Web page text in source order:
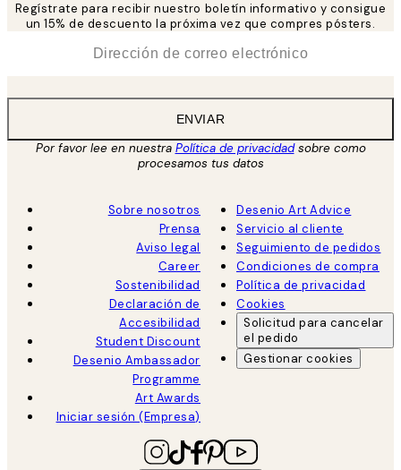
Regístrate para recibir nuestro boletín informativo y consigue
un 15% de descuento la próxima vez que compres pósters.
ENVIAR
Por favor lee en nuestra Política de privacidadsobre como
procesamos tus datos
Sobre nosotros
Prensa
Aviso legal
Career
Sostenibilidad
Declaración de
Accesibilidad
Student Discount
Desenio Ambassador
Programme
Art Awards
Iniciar sesión (Empresa)
Desenio Art Advice
Servicio al cliente
Seguimiento de pedidos
Condiciones de compra
Política de privacidad
Cookies
Solicitud para cancelar
el pedido
Gestionar cookies